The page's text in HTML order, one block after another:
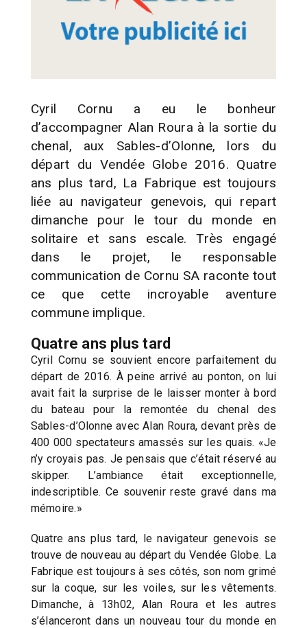
Cyril Cornu a eu le bonheur
d’accompagner Alan Roura à la sortie du
chenal, aux Sables-d’Olonne, lors du
départ du Vendée Globe 2016. Quatre
ans plus tard, La Fabrique est toujours
liée au navigateur genevois, qui repart
dimanche pour le tour du monde en
solitaire et sans escale. Très engagé
dans le projet, le responsable
communication de Cornu SA raconte tout
ce que cette incroyable aventure
commune implique.
Quatre ans plus tard
Cyril Cornu se souvient encore parfaitement du
départ de 2016. À peine arrivé au ponton, on lui
avait fait la surprise de le laisser monter à bord
du bateau pour la remontée du chenal des
Sables-d’Olonne avec Alan Roura, devant près de
400 000 spectateurs amassés sur les quais. «Je
n’y croyais pas. Je pensais que c’était réservé au
skipper. L’ambiance était exceptionnelle,
indescriptible. Ce souvenir reste gravé dans ma
mémoire.»
Quatre ans plus tard, le navigateur genevois se
trouve de nouveau au départ du Vendée Globe. La
Fabrique est toujours à ses côtés, son nom grimé
sur la coque, sur les voiles, sur les vêtements.
Dimanche, à 13h02, Alan Roura et les autres
s’élanceront dans un nouveau tour du monde en